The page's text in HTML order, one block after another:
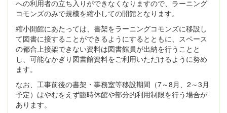
への利用者の立ち入りができなくなりますので、ラーニング
コモンズのみで規模を縮小しての開館となります。
縮小開館にあたっては、書架をラーニングコモンズに移設し
て図書に接することができるようにするとともに、スペース
の都合上接架できない資料は図書館員が出納を行うことと
し、可能なかぎり図書館資料をご利用いただけるように努め
ます。
なお、工事前後の書架・事務室等移設期間（7～8月、2～3月
予定）はやむをえず臨時休館や部分的利用制限を行う場合が
あります。